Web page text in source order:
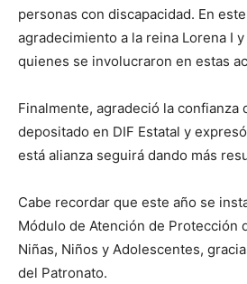
personas con discapacidad. En
agradecimiento a la reina Lorena I
quienes se involucraron en estas
Finalmente, agradeció la confianza
depositado en DIF Estatal y
está alianza seguirá dando más
Cabe recordar que este año se
Módulo de Atención de Protección
Niñas, Niños y Adolescentes,
del Patronato.